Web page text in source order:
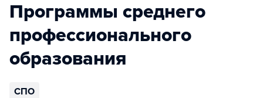
Программы среднего
профессионального
образования
СПО